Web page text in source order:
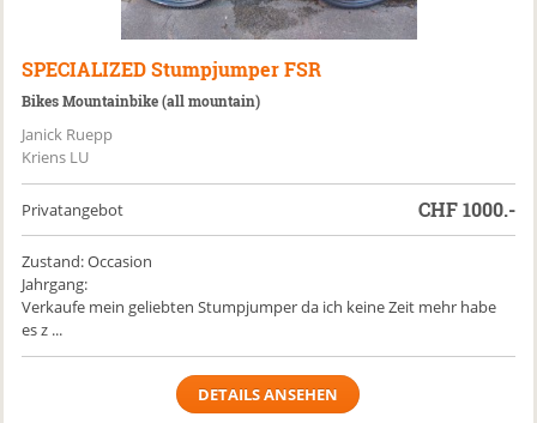
SPECIALIZED Stumpjumper FSR
Bikes Mountainbike (all mountain)
Janick Ruepp
Kriens LU
Privatangebot CHF1000.-
Zustand: Occasion
Jahrgang:
Verkaufe mein geliebten Stumpjumper da ich keine Zeit mehr habe
es z ...
DETAILS ANSEHEN